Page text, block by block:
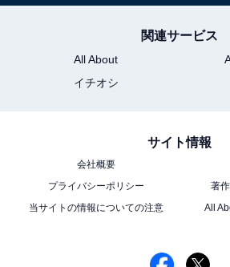
関連サービス
All About
イチオシ
サイト情報
会社概要
プライバシーポリシー
著
当サイトの情報についての注意
All